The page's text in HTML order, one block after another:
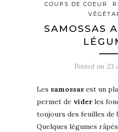
COUPS DE COEUR
SAMOSSAS
Posted on 23
Les samossas est un
permet de viderles
toujours des feuilles de
Quelques légumes